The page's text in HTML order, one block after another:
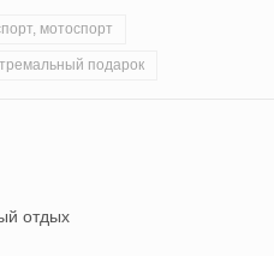
мотоспорт
подарок
отдых